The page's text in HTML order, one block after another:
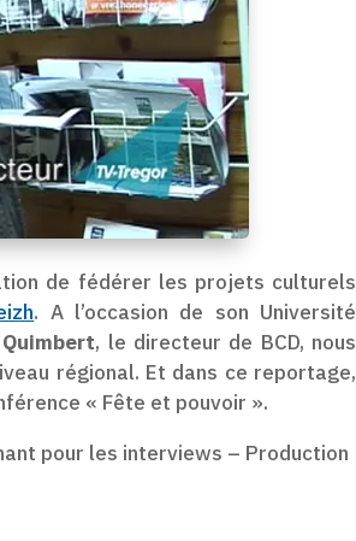
de fédérer les projets culturels
. A l’occasion de son Université
, le directeur de BCD, nous
régional. Et dans ce reportage,
« Fête et pouvoir ».
pour les interviews – Production